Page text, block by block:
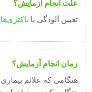
علت انجام آزمایش؟
تعیین آلودگی با
زمان انجام آزمایش؟
هنگامی که علائم